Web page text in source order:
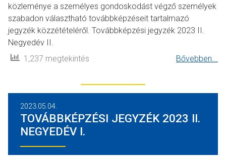
közleménye a személyes gondoskodást végző személyek
szabadon választható továbbképzéseit tartalmazó
jegyzék közzétételéről. Továbbképzési jegyzék 2023 II.
Negyedév II.
1,237 megtekintés
Bővebben...
2023.05.04.
TOVÁBBKÉPZÉSI JEGYZÉK 2023 II.
NEGYEDÉV I.